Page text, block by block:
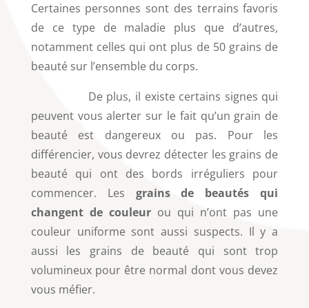
Certaines personnes sont des terrains favoris
de ce type de maladie plus que d’autres,
notamment celles qui ont plus de 50 grains de
beauté sur l’ensemble du corps.
De plus, il existe certains signes qui
peuvent vous alerter sur le fait qu’un grain de
beauté est dangereux ou pas. Pour les
différencier, vous devrez détecter les grains de
beauté qui ont des bords irréguliers pour
commencer. Les grains de beautés qui
changent de couleurou qui n’ont pas une
couleur uniforme sont aussi suspects. Il y a
aussi les grains de beauté qui sont trop
volumineux pour être normal dont vous devez
vous méfier.